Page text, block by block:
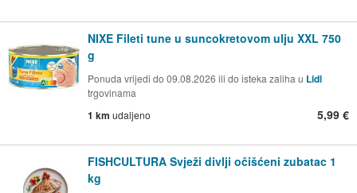
NIXE Fileti tune u suncokretovom ulju XXL 750
g
Ponuda vrijedi do 09.08.2026 ili do isteka zaliha u Lidl
trgovinama
1 km udaljeno 5,99 €
FISHCULTURA Svježi divlji očišćeni zubatac 1
kg